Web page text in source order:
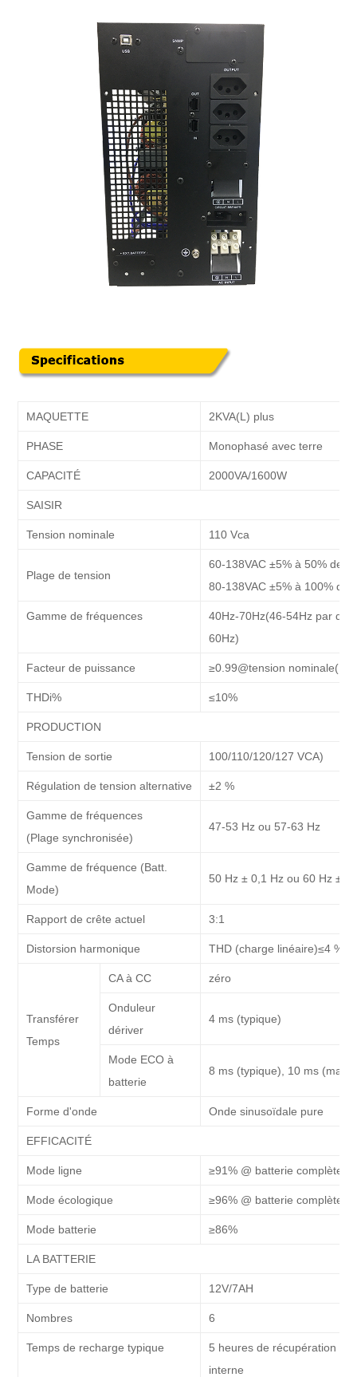
MAQUETTE 2KVA(L) plus
PHASE Monophasé avec terre
CAPACITÉ 2000VA/1600W
SAISIR
Tension nominale 110 Vca
Plage de tension
60-138VAC ±5% à 50% de
80-138VAC ±5% à 100% de
Gamme de fréquences 40Hz-70Hz(46-54Hz par
60Hz)
Facteur de puissance ≥0.99@tension
THDi% ≤10%
PRODUCTION
Tension de sortie 100/110/120/127 VCA)
Régulation de tension alternative ±2 %
Gamme de fréquences
(Plage synchronisée)
47-53 Hz ou 57-63 Hz
Gamme de fréquence (Batt.
Mode)
50 Hz ± 0,1 Hz ou 60 Hz ±
Rapport de crête actuel 3:1
Distorsion harmonique THD (charge linéaire)≤4 %
Transférer
Temps
CA à CC zéro
Onduleur
dériver
4 ms (typique)
Mode ECO à
batterie
8 ms (typique), 10 ms (max)
Forme d'onde Onde sinusoïdale pure
EFFICACITÉ
Mode ligne ≥91% @ batterie
Mode écologique ≥96% @ batterie
Mode batterie ≥86%
LA BATTERIE
Type de batterie 12V/7AH
Nombres 6
Temps de recharge typique
5 heures de récupération à
interne